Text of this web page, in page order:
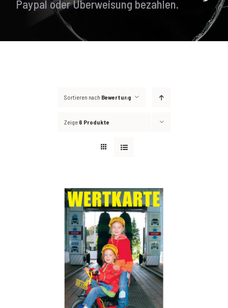
Paypal oder Überweisung bezahlen.
Sortieren nach Bewertung
Zeige 6 Produkte
AUSFÜHRUNG WÄHLEN / DETAILS